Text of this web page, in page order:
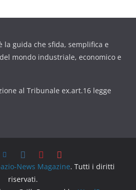
la guida che sfida, semplifica e
mondo industriale, economico e
al Tribunale ex.art.16 legge
News Magazine. Tutti i diritti
riservati.